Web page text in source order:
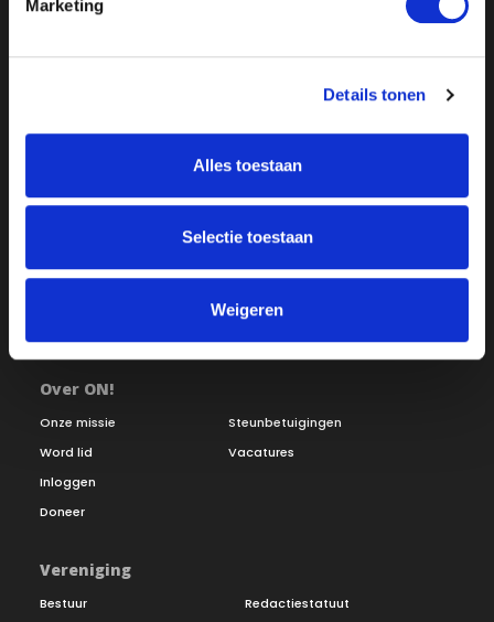
Marketing
Details tonen
Alles toestaan
Selectie toestaan
Weigeren
Over ON!
Onze missie
Word lid
Inloggen
Doneer
Steunbetuigingen
Vacatures
Vereniging
Bestuur Redactiestatuut